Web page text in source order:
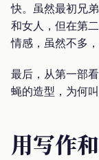
快。虽然最初兄
和女人，但在第
情感，虽然不多
最后，从第一部
蝇的造型，为何
用写作